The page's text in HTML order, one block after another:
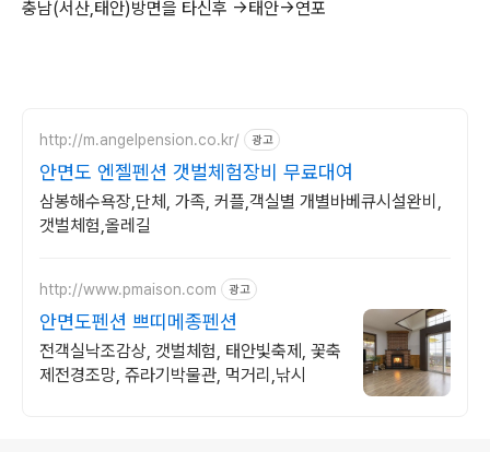
충남(서산,태안)방면을 타신후 →태안→연포
http://m.angelpension.co.kr/ 광고
안면도 엔젤펜션 갯벌체험장비 무료대여
삼봉해수욕장,단체, 가족, 커플,객실별 개별바베큐시설완비,
갯벌체험,올레길
http://www.pmaison.com 광고
안면도펜션 쁘띠메종펜션
전객실낙조감상, 갯벌체험, 태안빛축제, 꽃축
제전경조망, 쥬라기박물관, 먹거리,낚시